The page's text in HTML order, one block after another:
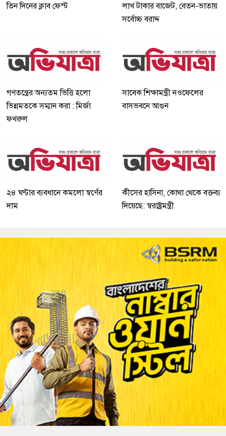
তিন দিনের ক্লাব ফেস্ট
লাখ টাকার বাজেট, বেতন-ভাতায়
সর্বোচ্চ বরাদ্দ
গণতন্ত্রের অন্যতম ভিত্তি হলো
ভিন্নমতকে সম্মান করা : মির্জা
ফখরুল
সাবেক শিক্ষামন্ত্রী নওফেলের
বাসভবনে আগুন
২৪ ঘণ্টার ব্যবধানে কমলো স্বর্ণের
দাম
কীসের হাসিনা, কোথা থেকে বক্তব্য
দিয়েছে: স্বরাষ্ট্রমন্ত্রী